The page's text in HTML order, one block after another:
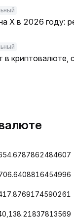
X в 2026 году:
в криптовалюте,